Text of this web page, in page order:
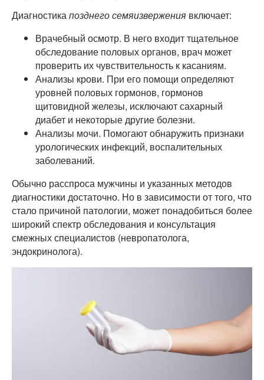
Диагностикапозднего семяизвержения включает:
Врачебный осмотр. В него входит тщательное
обследование половых органов, врач может
проверить их чувствительность к касаниям.
Анализы крови. При его помощи определяют
уровней половых гормонов, гормонов
щитовидной железы, исключают сахарный
диабет и некоторые другие болезни.
Анализы мочи. Помогают обнаружить признаки
урологических инфекций, воспалительных
заболеваний.
Обычно расспроса мужчины и указанных методов
диагностики достаточно. Но в зависимости от того, что
стало причиной патологии, может понадобиться более
широкий спектр обследования и консультация
смежных специалистов (невропатолога,
эндокринолога).